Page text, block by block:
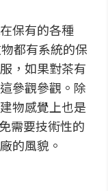
保有的各種
都有系統的保
，如果對茶有
參觀參觀。除
物感覺上也是
需要技術性的
的風貌。